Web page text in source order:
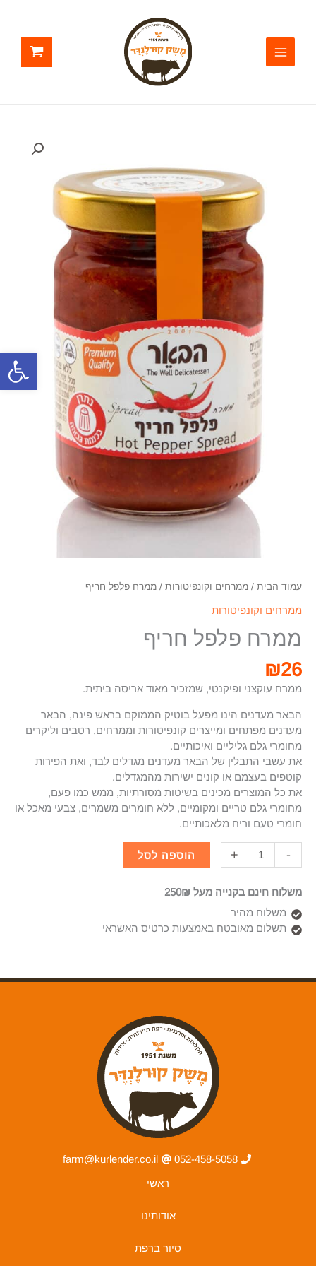
פתח
עמוד הבית / ממרחים וקונפיטורות / ממרח פלפל חריף
ממרחים וקונפיטורות
ממרח פלפל חריף
₪26
ממרח עוקצני ופיקנטי, שמזכיר מאוד אריסה ביתית.
הבאר מעדנים הינו מפעל בוטיק הממוקם בראש פינה, הבאר
מעדנים מפתחים ומייצרים קונפיטורות וממרחים, רטבים וליקרים
מחומרי גלם גליליים ואיכותיים.
את עשבי התבלין של הבאר מעדנים מגדלים לבד, ואת הפירות
קוטפים בעצמם או קונים ישירות מהמגדלים.
את כל המוצרים מכינים בשיטות מסורתיות, ממש כמו פעם,
מחומרי גלם טריים ומקומיים, ללא חומרים משמרים, צבעי מאכל או
חומרי טעם וריח מלאכותיים.
-
+ הוספה לסל
משלוח חינם בקנייה מעל 250₪
משלוח מהיר
תשלום מאובטח באמצעות כרטיס האשראי
052-458-5058
farm@kurlender.co.il
ראשי
אודותינו
סיור ברפת